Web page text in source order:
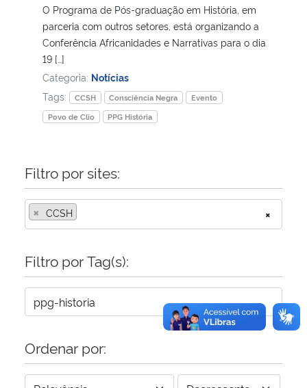
Ministério da Mulher, da Família e dos Direitos Humanos
Secretaria-Geral
Secretaria de Governo
Gabinete de Segurança Institucional
Banco Central do Brasil
Planalto
O Programa de Pós-graduação em História, em
parceria com outros setores, está organizando a
Conferência Africanidades e Narrativas para o dia
19 […]
Categoria: Notícias
Tags:
CCSH Consciência Negra
Evento
Povo de Clio
PPG História
Filtro por sites:
×
× CCSH
Filtro por Tag(s):
Ordenar por: